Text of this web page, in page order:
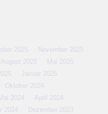
2025
November 2025
August 2025
Mai 2025
Januar 2025
Oktober 2024
Mai 2024
April 2024
2024
Dezember 2023